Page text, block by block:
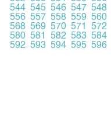
544 545 546 547 548
556 557 558 559 560
568 569 570 571 572
580 581 582 583 584
592 593 594 595 596